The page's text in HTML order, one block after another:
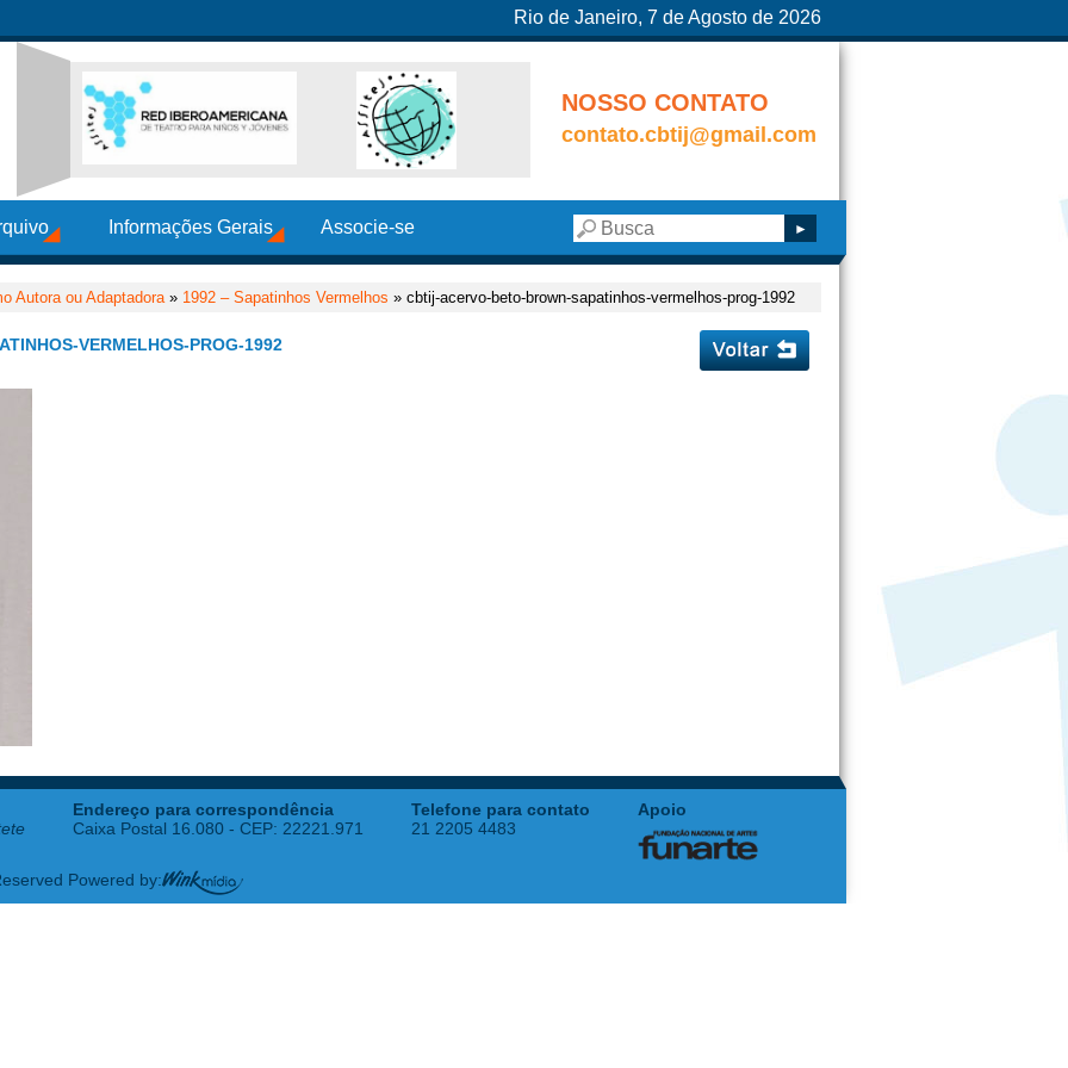
Rio de Janeiro, 7 de Agosto de 2026
NOSSO CONTATO
contato.cbtij@gmail.com
Informações Gerais Associe-se
Autora ou Adaptadora» 1992 – Sapatinhos Vermelhos » cbtij-acervo-beto-brown-sapatinhos-vermelhos-prog-1992
VERMELHOS-PROG-1992
Endereço para correspondência
Caixa Postal 16.080 - CEP: 22221.971
Telefone para contato
21 2205 4483
Apoio
Powered by: